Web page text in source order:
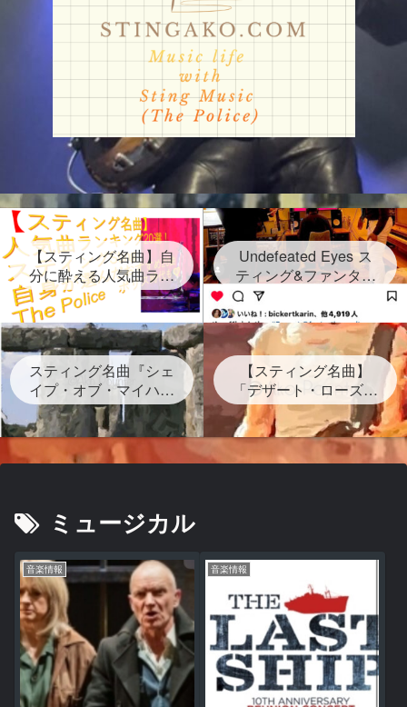
【スティング名曲】自
分に酔える人気曲ラン
キング20選！スティン
グセクシーショットが
放つ Sting自身が選ん
だ２０曲、なんと日本
語だけのタイトルソン
グが存在する？」
Undefeated Eyes ス
ティング&ファンタス
ティック・ネグリート
新曲発表！2024年6月
28日金！グラミー賞受
賞連続3回 しかし再ス
タートは路上だった
スティング名曲『シェ
イプ・オブ・マイハー
ト』ストーンヘンジの
岩の下書かれた曲を宇
多田ヒカルがサンプリ
ング なぜ？映画レオ
【スティング名曲】
「デザート・ローズ」
砂漠のバラは？岩？歌
詞・和訳・背景どんな
曲？
ミュージカル
音楽情報 音楽情報